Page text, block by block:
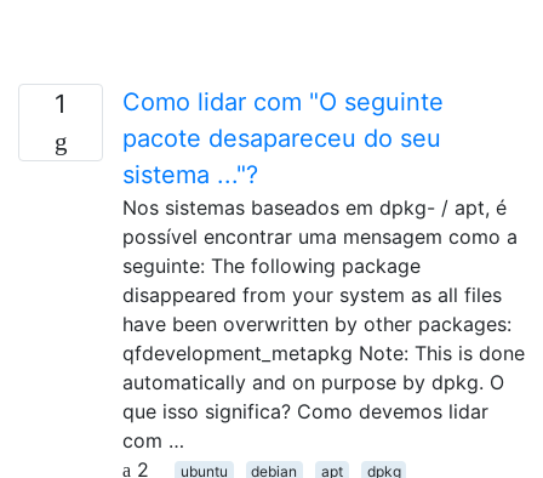
1
Como lidar com "O seguinte
pacote desapareceu do seu
sistema ..."?
Nos sistemas baseados em dpkg- / apt, é
possível encontrar uma mensagem como a
seguinte: The following package
disappeared from your system as all files
have been overwritten by other packages:
qfdevelopment_metapkg Note: This is done
automatically and on purpose by dpkg. O
que isso significa? Como devemos lidar
com …
2
ubuntu debian apt dpkg